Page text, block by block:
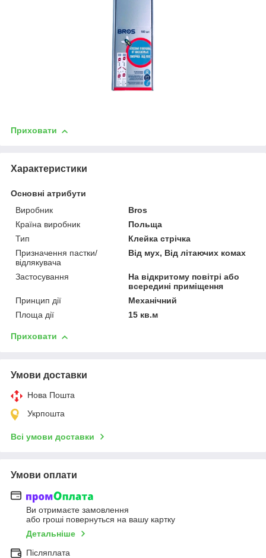
Приховати
Характеристики
Основні атрибути
Виробник
Bros
Країна виробник
Польща
Тип
Клейка стрічка
Призначення пастки/
відлякувача
Від мух, Від літаючих комах
Застосування
На відкритому повітрі або
всередині приміщення
Принцип дії
Механічний
Площа дії
15 кв.м
Приховати
Умови доставки
Нова Пошта
Укрпошта
Всі умови доставки
Умови оплати
Ви отримаєте замовлення
або гроші повернуться на вашу картку
Детальніше
Післяплата